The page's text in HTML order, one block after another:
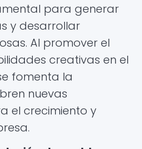
para generar
y desarrollar
Al promover el
creativas en el
fomenta la
nuevas
el crecimiento y